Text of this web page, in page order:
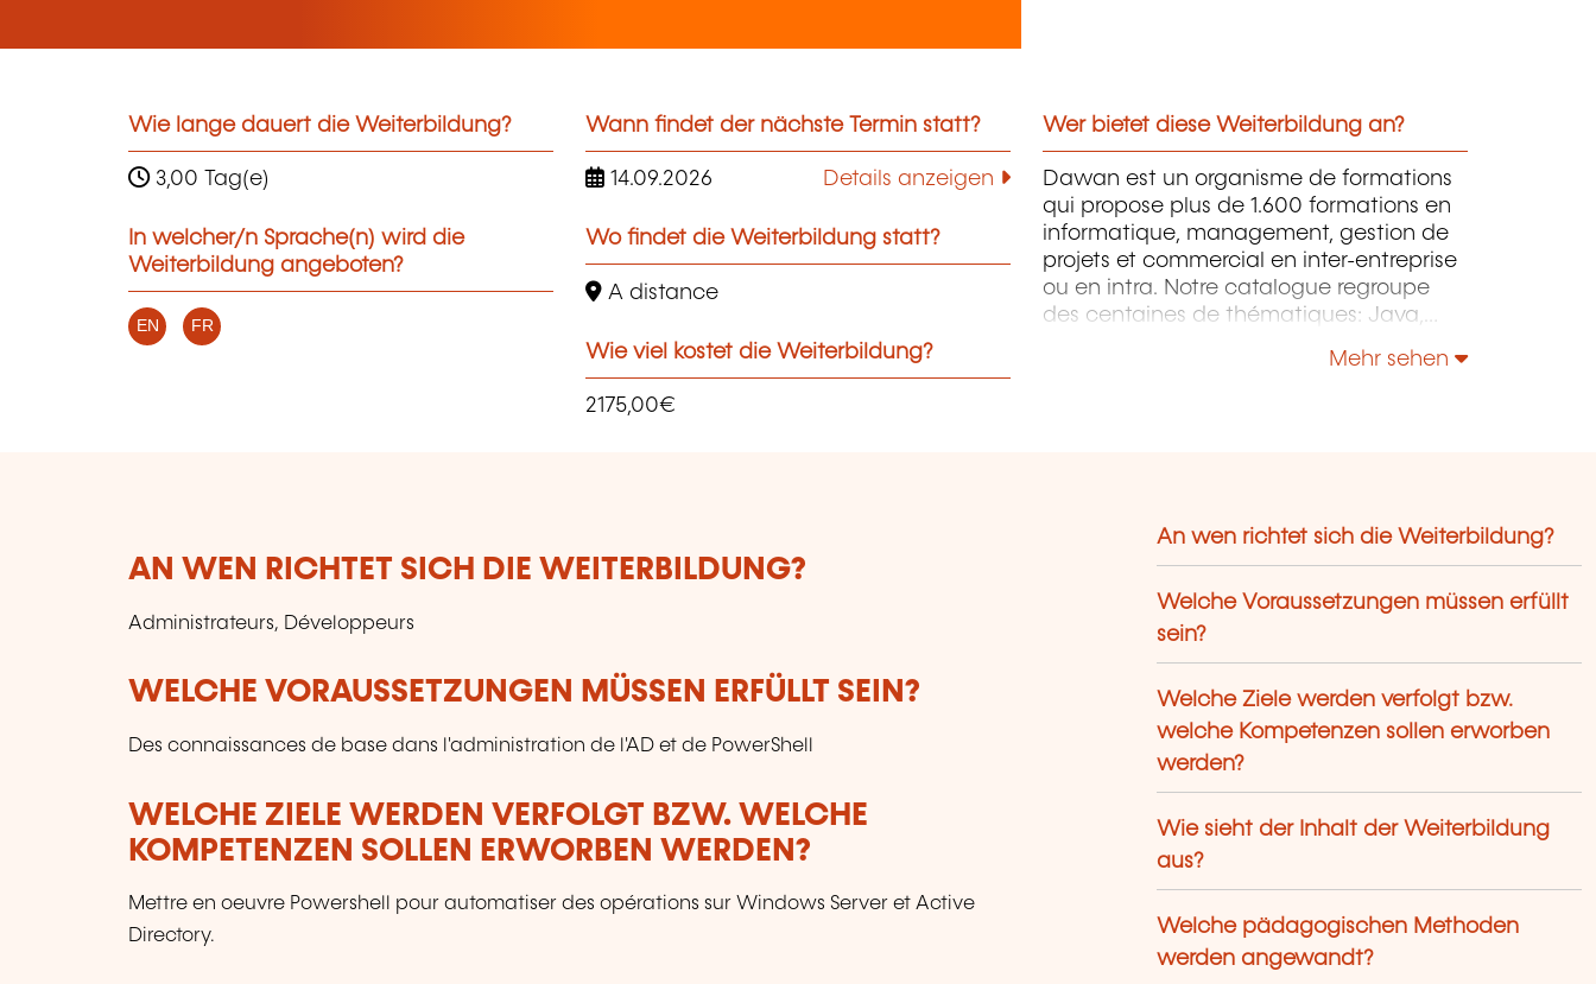
Wie lange dauert die Weiterbildung?
3,00 Tag(e)
In welcher/n Sprache(n) wird die
Weiterbildung angeboten?
EN FR
Wann findet der nächste Termin statt?
14.09.2026 Details anzeigen
Wo findet die Weiterbildung statt?
A distance
Wie viel kostet die Weiterbildung?
2175,00€
Wer bietet diese Weiterbildung an?
Dawan est un organisme de formations
qui propose plus de 1.600 formations en
informatique, management, gestion de
projets et commercial en inter-entreprise
ou en intra. Notre catalogue regroupe
des centaines de thématiques: Java,
Windows Server, Vmware, Autocad,
Mehr sehen
AN WEN RICHTET SICH DIE WEITERBILDUNG?
Administrateurs, Développeurs
WELCHE VORAUSSETZUNGEN MÜSSEN ERFÜLLT SEIN?
Des connaissances de base dans l'administration de l'AD et de PowerShell
WELCHE ZIELE WERDEN VERFOLGT BZW. WELCHE
KOMPETENZEN SOLLEN ERWORBEN WERDEN?
Mettre en oeuvre Powershell pour automatiser des opérations sur Windows Server et Active
Directory.
An wen richtet sich die Weiterbildung?
Welche Voraussetzungen müssen erfüllt
sein?
Welche Ziele werden verfolgt bzw.
welche Kompetenzen sollen erworben
werden?
Wie sieht der Inhalt der Weiterbildung
aus?
Welche pädagogischen Methoden
werden angewandt?